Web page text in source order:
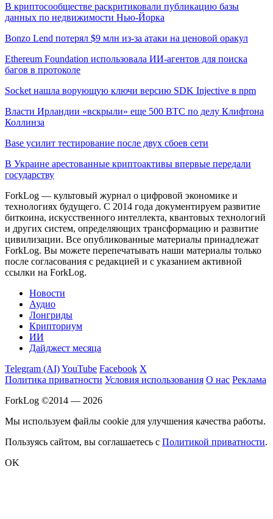
В криптосообществе раскритиковали публикацию базы
данных по недвижимости Нью-Йорка
Bonzo Lend потерял $9 млн из-за атаки на ценовой оракул
Ethereum Foundation использовала ИИ-агентов для поиска
багов в протоколе
Socket нашла ворующую ключи версию SDK Injective в npm
Власти Ирландии «вскрыли» еще 500 BTC по делу Клифтона
Коллинза
Base усилит тестирование после двух сбоев сети
В Украине арестованные криптоактивы впервые передали
государству
ForkLog — культовый журнал о цифровой экономике и
технологиях будущего. С 2014 года документируем развитие
биткоина, искусственного интеллекта, квантовых технологий
и других систем, определяющих трансформацию и развитие
цивилизации. Все опубликованные материалы принадлежат
ForkLog. Вы можете перепечатывать наши материалы только
после согласования с редакцией и с указанием активной
ссылки на ForkLog.
Новости
Аудио
Лонгриды
Крипториум
ИИ
Дайджест месяца
Telegram (AI)YouTube Facebook X
Политика приватности Условия использования О нас Реклама
ForkLog ©2014 — 2026
Мы используем файлы cookie для улучшения качества работы.
Пользуясь сайтом, вы соглашаетесь с Политикой приватности.
OK